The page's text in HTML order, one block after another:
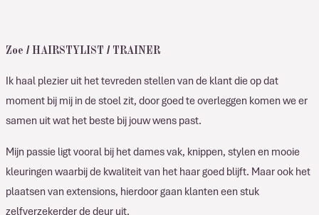
Zoe / HAIRSTYLIST / TRAINER
Ik haal plezier uit het tevreden stellen van de klant die op dat
moment bij mij in de stoel zit, door goed te overleggen komen we er
samen uit wat het beste bij jouw wens past.
Mijn passie ligt vooral bij het dames vak, knippen, stylen en mooie
kleuringen waarbij de kwaliteit van het haar goed blijft. Maar ook het
plaatsen van extensions, hierdoor gaan klanten een stuk
zelfverzekerder de deur uit.